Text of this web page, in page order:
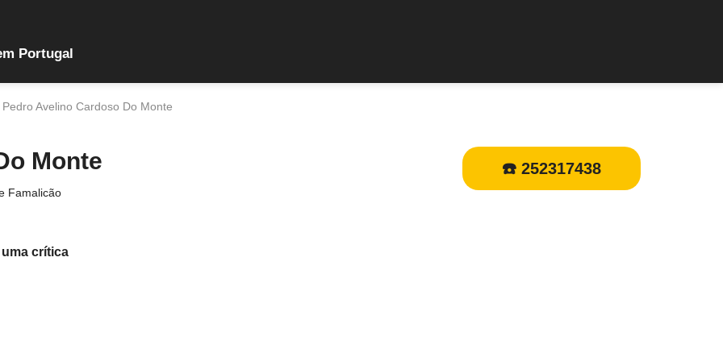
Portugal
Pedro Avelino Cardoso Do Monte
Monte
Famalicão
☎️ 252317438
uma crítica